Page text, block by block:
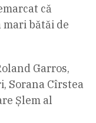
că
bătăi de
Garros,
Sorana Cîrstea
Șlem al